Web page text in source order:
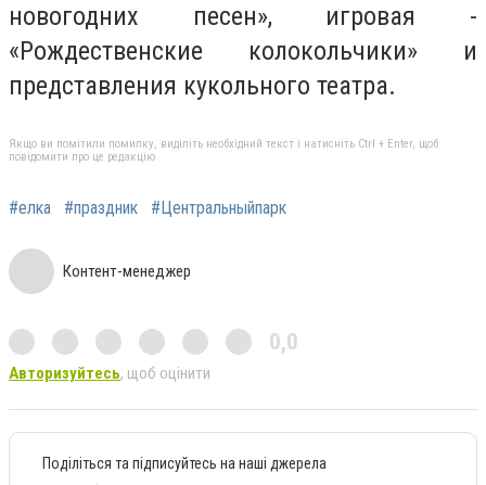
новогодних песен», игровая -
«Рождественские колокольчики» и
представления кукольного театра.
Якщо ви помітили помилку, виділіть необхідний текст і натисніть Ctrl + Enter, щоб
повідомити про це редакцію
#елка #праздник #Центральныйпарк
Контент-менеджер
0,0
Авторизуйтесь, щоб оцінити
Поділіться та підписуйтесь на наші джерела